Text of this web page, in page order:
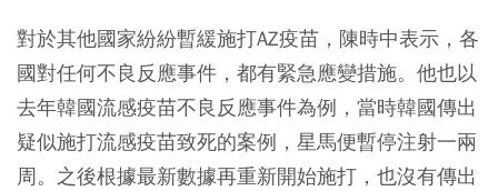
對於其他國家紛紛暫緩施打AZ疫苗，陳時中表示，各
國對任何不良反應事件，都有緊急應變措施。他也以
去年韓國流感疫苗不良反應事件為例，當時韓國傳出
疑似施打流感疫苗致死的案例，星馬便暫停注射一兩
周。之後根據最新數據再重新開始施打，也沒有傳出